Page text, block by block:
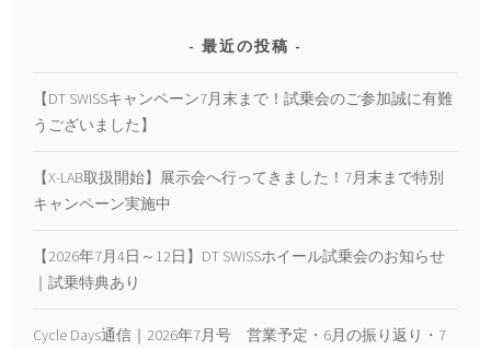
最近の投稿
【DT SWISSキャンペーン7月末まで！試乗会のご参加誠に有難
うございました】
【X-LAB取扱開始】展示会へ行ってきました！7月末まで特別
キャンペーン実施中
【2026年7月4日～12日】DT SWISSホイール試乗会のお知らせ
｜試乗特典あり
Cycle Days通信｜2026年7月号 営業予定・6月の振り返り・7